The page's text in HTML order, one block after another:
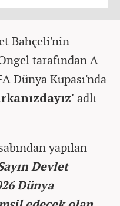
Bahçeli'nin
tarafından A
Dünya Kupası'nda
adlı
yapılan
Devlet
Dünya